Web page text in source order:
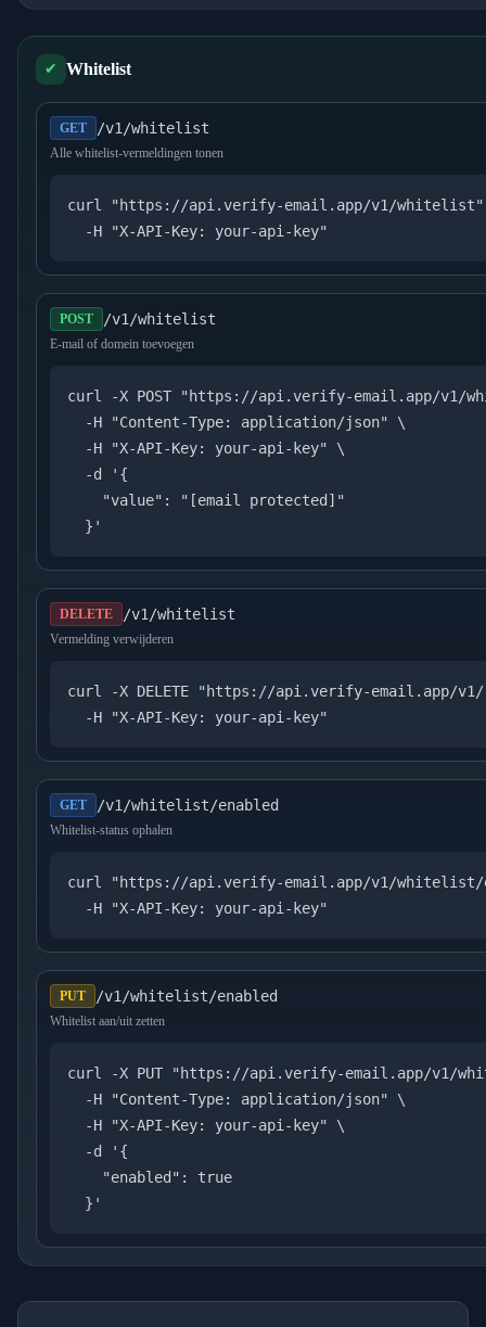
✔ Whitelist
GET /v1/whitelist
Alle whitelist-vermeldingen tonen
curl "https://api.verify-email.app/v1/
  -H "X-API-Key: your-api-key"
POST /v1/whitelist
E-mail of domein toevoegen
curl -X POST "https://api.verify-email.app/v1/
  -H "Content-Type: application/json" \
  -H "X-API-Key: your-api-key" \
  -d '{
    "value": "
[email protected] "
  }'
DELETE /v1/whitelist
Vermelding verwijderen
curl -X DELETE "https://api.verify-email.app/v1/
  -H "X-API-Key: your-api-key"
GET /v1/whitelist/enabled
Whitelist-status ophalen
curl "https://api.verify-email.app/v1/whitelist/
  -H "X-API-Key: your-api-key"
PUT /v1/whitelist/enabled
Whitelist aan/uit zetten
curl -X PUT "https://api.verify-email.app/v1/
  -H "Content-Type: application/json" \
  -H "X-API-Key: your-api-key" \
  -d '{
    "enabled": true
  }'